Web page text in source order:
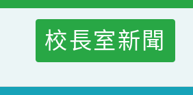
校長室新聞